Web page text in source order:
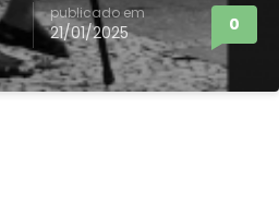
publicado em
21/01/2025 0